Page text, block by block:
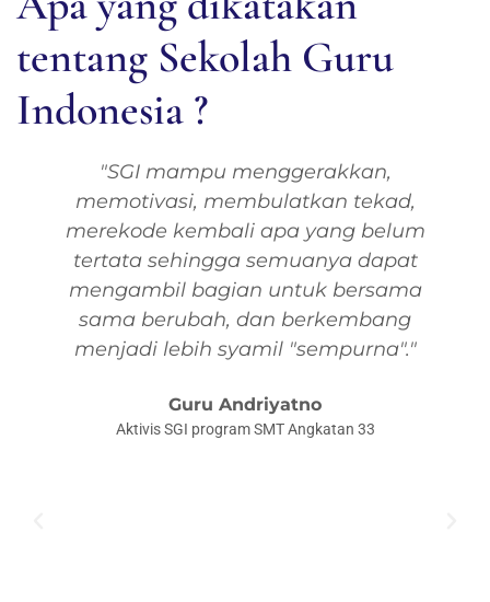
tentang Sekolah Guru
Indonesia ?
"SGI mampu menggerakkan,
memotivasi, membulatkan tekad,
merekode kembali apa yang belum
tertata sehingga semuanya dapat
mengambil bagian untuk bersama
sama berubah, dan berkembang
menjadi lebih syamil "sempurna"."
Guru Andriyatno
Aktivis SGI program SMT Angkatan 33